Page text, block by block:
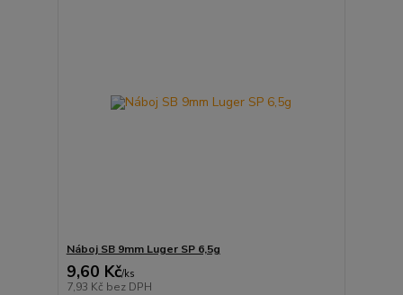
Náboj SB 9mm Luger SP 6,5g
9,60 Kč/ks
7,93 Kč bez DPH